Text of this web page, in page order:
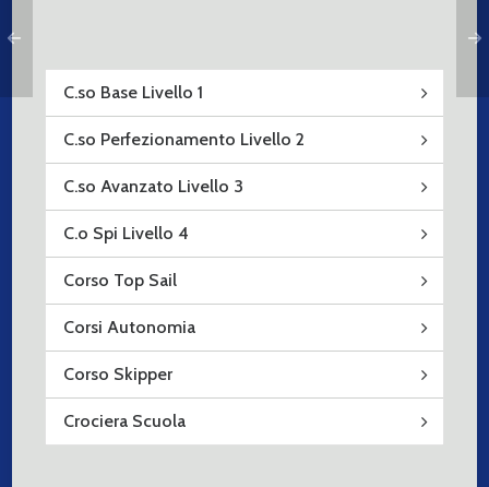
C.so Base Livello 1
C.so Perfezionamento Livello 2
C.so Avanzato Livello 3
C.o Spi Livello 4
Corso Top Sail
Corsi Autonomia
Corso Skipper
Crociera Scuola